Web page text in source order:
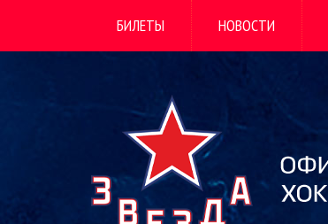
БИЛЕТЫ НОВОСТИ